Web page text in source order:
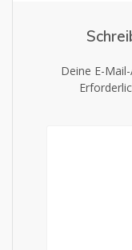
Deine E-